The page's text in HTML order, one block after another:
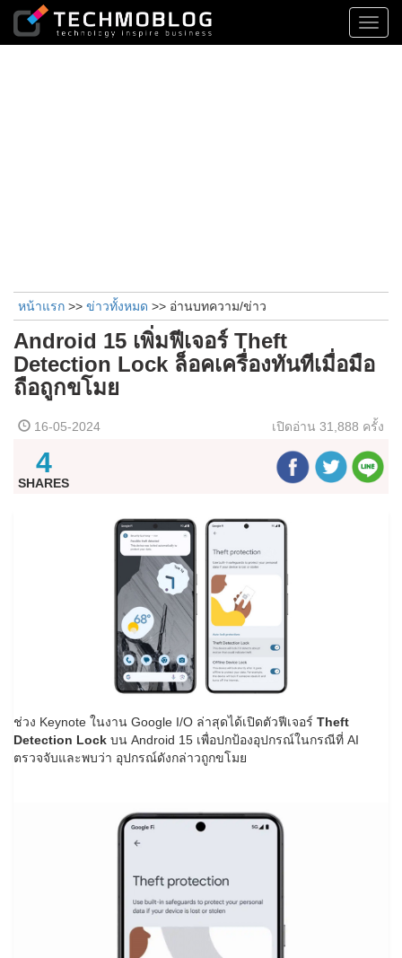
หน้าแรก >> ข่าวทั้งหมด >> อ่านบทความ/ข่าว
Android 15 เพิ่มฟีเจอร์ Theft
Detection Lock ล็อคเครื่องทันทีเมื่อมือ
ถือถูกขโมย
16-05-2024 เปิดอ่าน 31,888 ครั้ง
4
SHARES
ช่วง Keynote ในงาน Google I/O ล่าสุดได้เปิดตัวฟีเจอร์ Theft
Detection Lock บน Android 15 เพื่อปกป้องอุปกรณ์ในกรณีที่ AI
ตรวจจับและพบว่า อุปกรณ์ดังกล่าวถูกขโมย